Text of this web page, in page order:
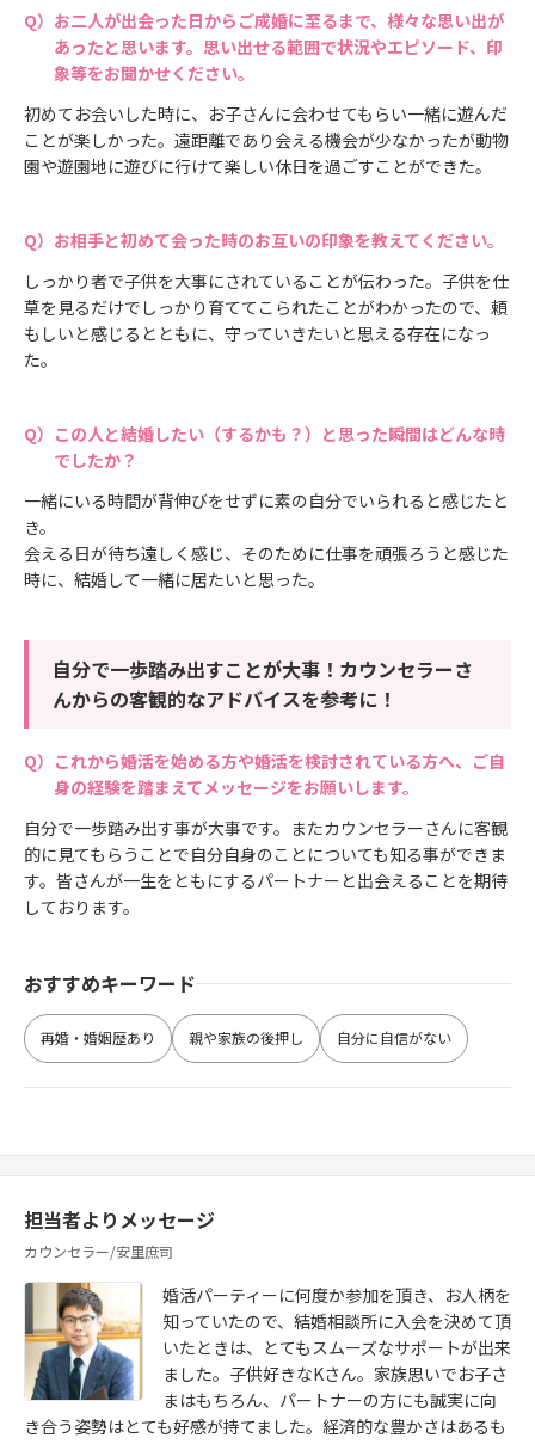
お二人が出会った日からご成婚に至るまで、様々な思い出が
あったと思います。思い出せる範囲で状況やエピソード、印
象等をお聞かせください。
初めてお会いした時に、お子さんに会わせてもらい一緒に遊んだ
ことが楽しかった。遠距離であり会える機会が少なかったが動物
園や遊園地に遊びに行けて楽しい休日を過ごすことができた。
お相手と初めて会った時のお互いの印象を教えてください。
しっかり者で子供を大事にされていることが伝わった。子供を仕
草を見るだけでしっかり育ててこられたことがわかったので、頼
もしいと感じるとともに、守っていきたいと思える存在になっ
た。
この人と結婚したい（するかも？）と思った瞬間はどんな時
でしたか？
一緒にいる時間が背伸びをせずに素の自分でいられると感じたと
き。
会える日が待ち遠しく感じ、そのために仕事を頑張ろうと感じた
時に、結婚して一緒に居たいと思った。
自分で一歩踏み出すことが大事！カウンセラーさ
んからの客観的なアドバイスを参考に！
これから婚活を始める方や婚活を検討されている方へ、ご自
身の経験を踏まえてメッセージをお願いします。
自分で一歩踏み出す事が大事です。またカウンセラーさんに客観
的に見てもらうことで自分自身のことについても知る事ができま
す。皆さんが一生をともにするパートナーと出会えることを期待
しております。
おすすめキーワード
再婚・婚姻歴あり 親や家族の後押し 自分に自信がない
担当者よりメッセージ
カウンセラー/安里庶司
婚活パーティーに何度か参加を頂き、お人柄を
知っていたので、結婚相談所に入会を決めて頂
いたときは、とてもスムーズなサポートが出来
ました。子供好きなKさん。家族思いでお子さ
まはもちろん、パートナーの方にも誠実に向
き合う姿勢はとても好感が持てました。経済的な豊かさはあるも